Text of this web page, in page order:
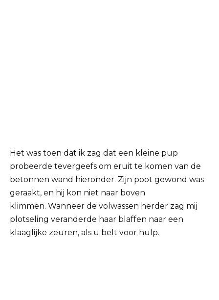
Het was toen dat ik zag dat een kleine pup
probeerde tevergeefs om eruit te komen van de
betonnen wand hieronder. Zijn poot gewond was
geraakt, en hij kon niet naar boven
klimmen. Wanneer de volwassen herder zag mij
plotseling veranderde haar blaffen naar een
klaaglijke zeuren, als u belt voor hulp.